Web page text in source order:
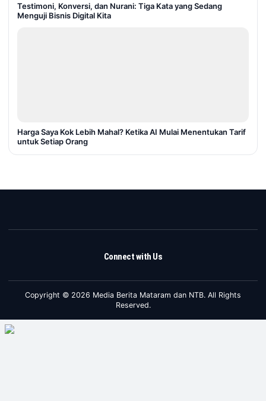
Testimoni, Konversi, dan Nurani: Tiga Kata yang Sedang
Menguji Bisnis Digital Kita
Harga Saya Kok Lebih Mahal? Ketika AI Mulai Menentukan Tarif
untuk Setiap Orang
Connect with Us
Copyright © 2026 Media Berita Mataram dan NTB. All Rights
Reserved.